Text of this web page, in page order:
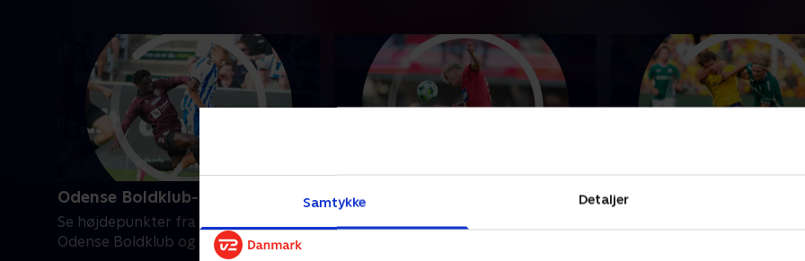
Samtykke Detaljer
Odense Boldklub-Sønderjyske
Se højdepunkter fra kampen mellem
Odense Boldklub og Sønderjyske.
Silkeborg IF-F.C. København
Se højdepunkter fra kampen mellem
Brøndby IF-Viborg FF